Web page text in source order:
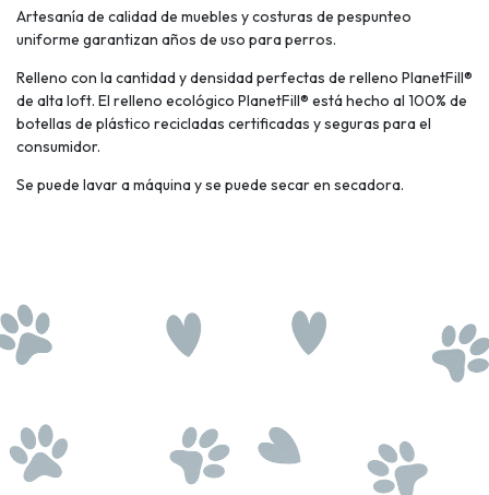
Artesanía de calidad de muebles y costuras de pespunteo
uniforme garantizan años de uso para perros.
Relleno con la cantidad y densidad perfectas de relleno PlanetFill®
de alta loft. El relleno ecológico PlanetFill® está hecho al 100% de
botellas de plástico recicladas certificadas y seguras para el
consumidor.
Se puede lavar a máquina y se puede secar en secadora.